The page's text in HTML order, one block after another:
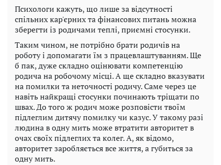
Психологи кажуть, що лише за відсутності
спільних кар'єрних та фінансових питань можна
зберегти із родичами теплі, приємні стосунки.
Таким чином, не потрібно брати родичів на
роботу і допомагати їм з працевлаштуванням. Ще
б пак, дуже складно оцінювати компетенцію
родича на робочому місці. А ще складно вказувати
на помилки та неточності родичу. Саме через це
навіть найкращі стосунки починають тріщати по
швах. До того ж родич може розповісти твоїм
підлеглим дитячу помилку чи казус. У такому разі
людина в одну мить може втратити авторитет в
очах своїх підлеглих та колег. А, як відомо,
авторитет заробляється все життя, а губиться за
одну мить.